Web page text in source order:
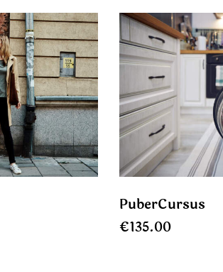
PuberCursus
€135.00